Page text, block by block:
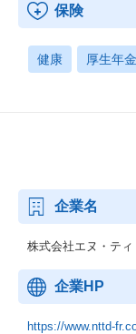
保険
健康 厚生年金
企業名
株式会社エヌ・テ
企業HP
https://www.nttd-